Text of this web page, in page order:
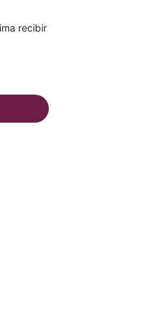
recibir